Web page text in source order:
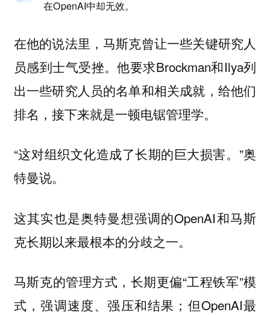
在OpenAI中却无效。
在他的说法里，马斯克曾让一些关键研究人
员感到士气受挫。他要求Brockman和Ilya列
出一些研究人员的名单和相关成就，给他们
排名，接下来就是一顿电锯管理学。
“这对组织文化造成了长期的巨大损害。”奥
特曼说。
这其实也是奥特曼想强调的OpenAI和马斯
克长期以来最根本的分歧之一。
马斯克的管理方式，长期更偏“工程铁军”模
式，强调速度、强压和结果；但OpenAI最